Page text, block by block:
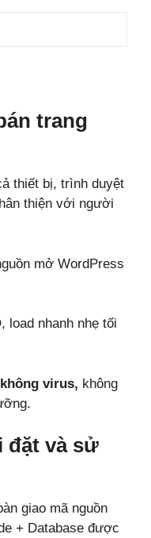
trang
thiết bị, trình duyệt
thiện với người
mở WordPress
load nhanh nhẹ tối
virus, không
đặt và sử
giao mã nguồn
+ Database được